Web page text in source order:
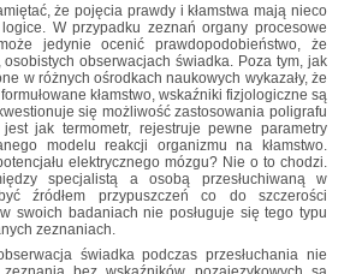
że pojęcia prawdy i kłamstwa mają nieco
W przypadku zeznań organy procesowe
jedynie ocenić prawdopodobieństwo, że
obserwacjach świadka. Poza tym, jak
w różnych ośrodkach naukowych wykazały, że
kłamstwo, wskaźniki fizjologiczne są
się możliwość zastosowania poligrafu
jak termometr, rejestruje pewne parametry
modelu reakcji organizmu na kłamstwo.
elektrycznego mózgu? Nie o to chodzi.
specjalistą a osobą przesłuchiwaną w
źródłem przypuszczeń co do szczerości
swoich badaniach nie posługuje się tego typu
zeznaniach.
świadka podczas przesłuchania nie